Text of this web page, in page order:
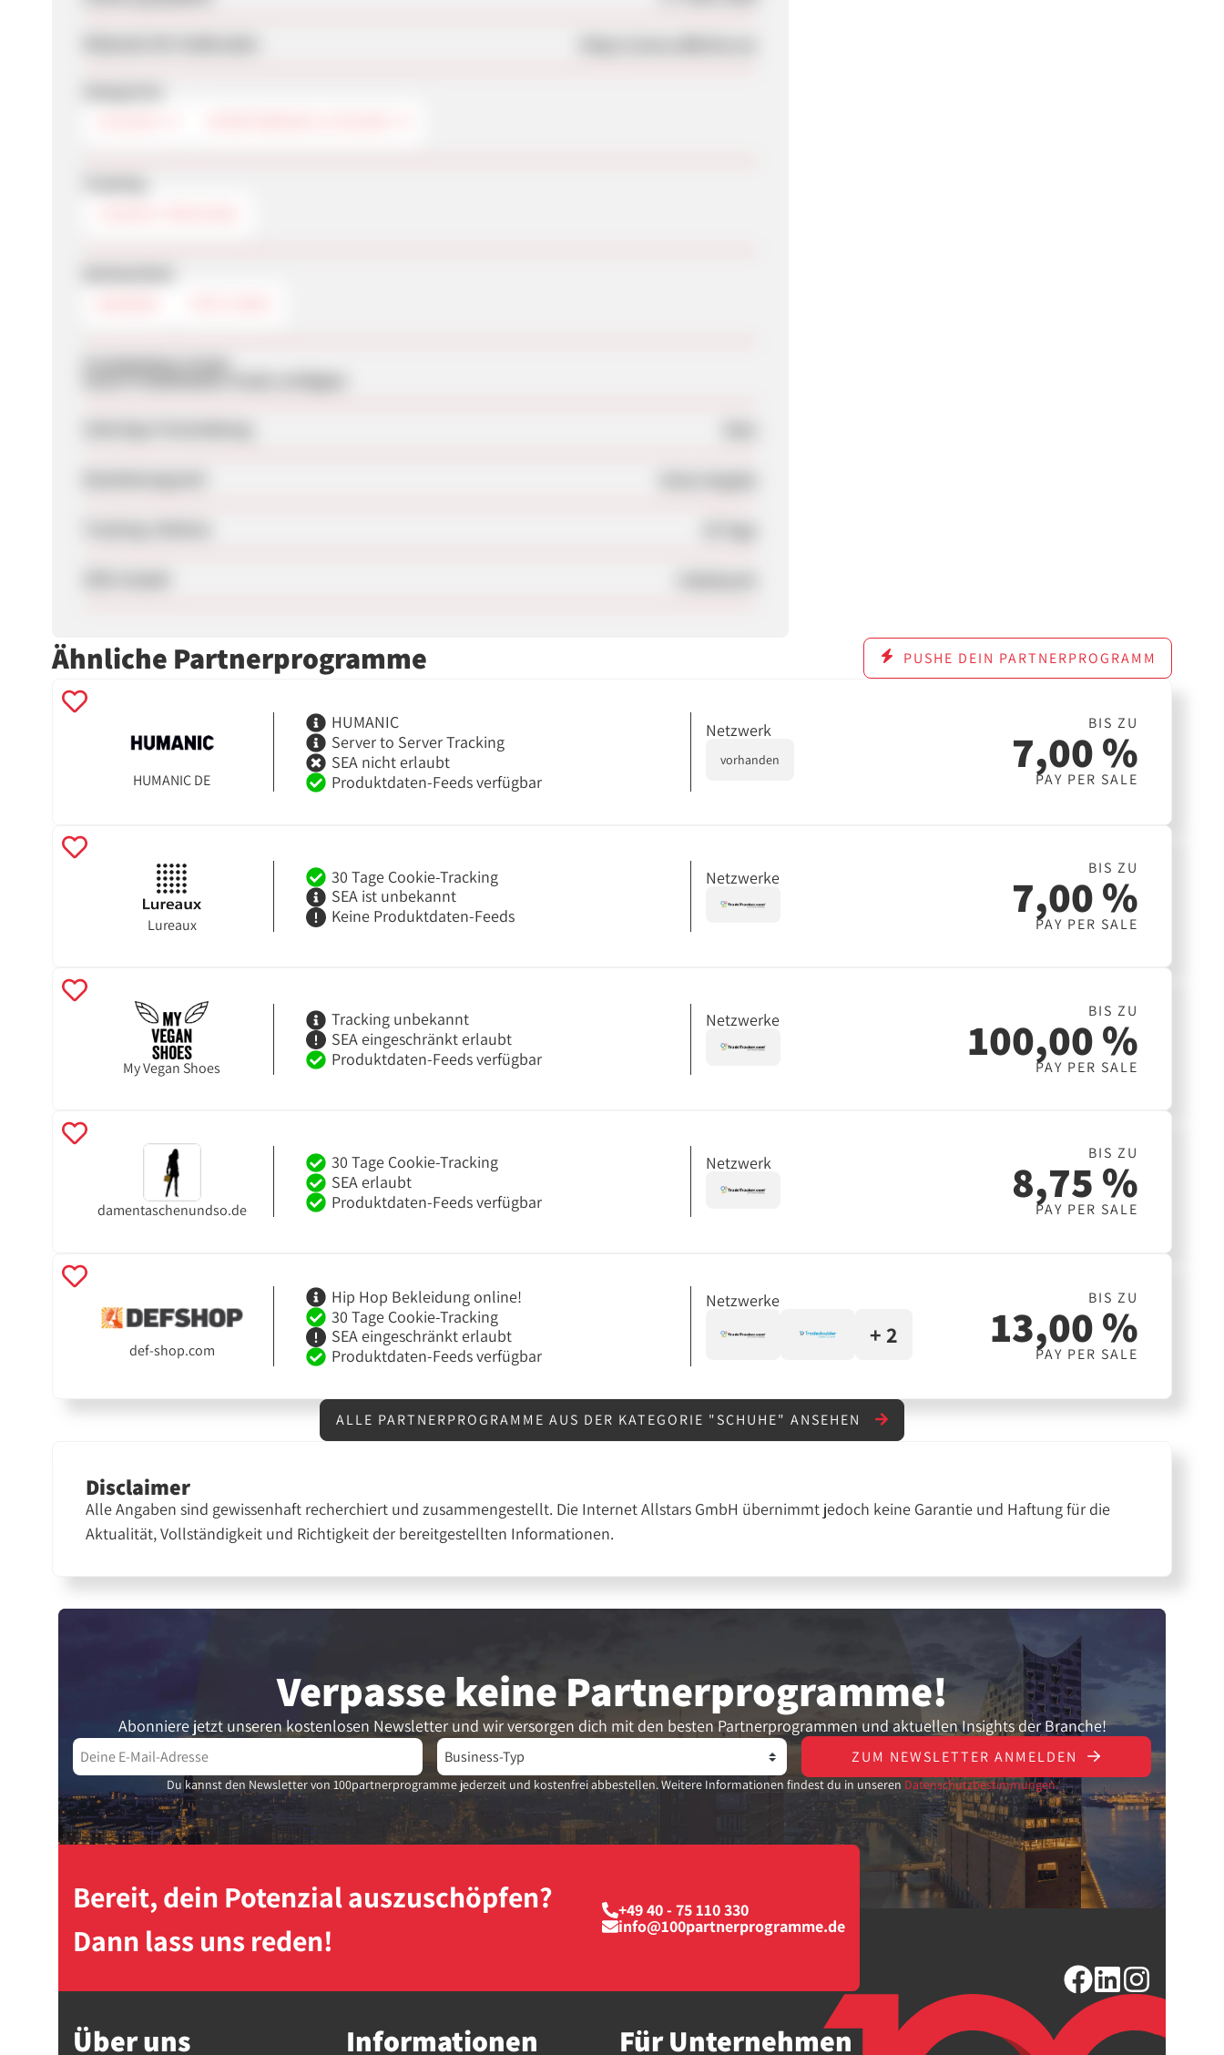
Produktdaten-Feeds
Ähnliche Partnerprogramme PUSHE DEIN PARTNERPROGRAMM
HUMANIC DE
HUMANIC
Server to Server Tracking
SEA nicht erlaubt
Produktdaten-Feeds verfügbar
Netzwerk
vorhanden
BIS ZU
7,00 %
PAY PER SALE
Lureaux
30 Tage Cookie-Tracking
SEA ist unbekannt
Keine Produktdaten-Feeds
Netzwerke BIS ZU
7,00 %
PAY PER SALE
My Vegan Shoes
Tracking unbekannt
SEA eingeschränkt erlaubt
Produktdaten-Feeds verfügbar
Netzwerke BIS ZU
100,00 %
PAY PER SALE
damentaschenundso.de
30 Tage Cookie-Tracking
SEA erlaubt
Produktdaten-Feeds verfügbar
Netzwerk BIS ZU
8,75 %
PAY PER SALE
def-shop.com
Hip Hop Bekleidung online!
30 Tage Cookie-Tracking
SEA eingeschränkt erlaubt
Produktdaten-Feeds verfügbar
Netzwerke
+ 2
BIS ZU
13,00 %
PAY PER SALE
ALLE PARTNERPROGRAMME AUS DER KATEGORIE "SCHUHE" ANSEHEN
Disclaimer
Alle Angaben sind gewissenhaft recherchiert und zusammengestellt. Die Internet Allstars GmbH übernimmt jedoch keine Garantie und Haftung für die
Aktualität, Vollständigkeit und Richtigkeit der bereitgestellten Informationen.
Verpasse keine Partner­programme!
Abonniere jetzt unseren kostenlosen Newsletter und wir versorgen dich mit den besten Partnerprogrammen und aktuellen Insights der Branche!
ZUM NEWSLETTER ANMELDEN
Du kannst den Newsletter von 100partnerprogramme jederzeit und kostenfrei abbestellen. Weitere Informationen findest du in unseren Datenschutzbestimmungen.
Bereit, dein Potenzial auszuschöpfen?
Dann lass uns reden!
+49 40 - 75 110 330
info@100partnerprogramme.de
Über uns Informationen Für Unternehmen